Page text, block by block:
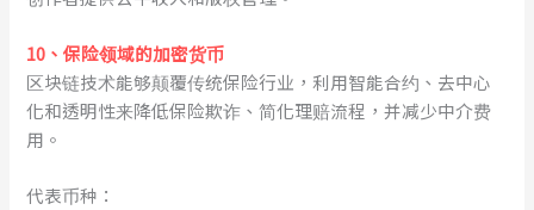
10 、保险领域的加密货币
区块链技术能够颠覆传统保险行业，利用智能合约、去中心
化和透明性来降低保险欺诈、简化理赔流程，并减少中介费
用。
代表币种：